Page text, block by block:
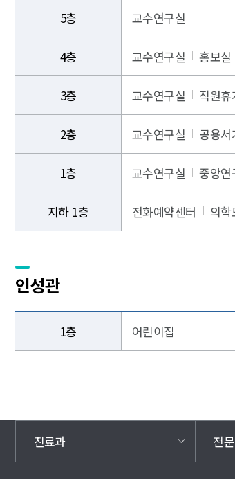
5층 교수연구실
4층 교수연구실 홍보실
3층 교수연구실 직원휴
2층 교수연구실 공용서
1층 교수연구실 중앙연
지하 1층 전화예약센터 의학
인성관
1층 어린이집
진료과 전